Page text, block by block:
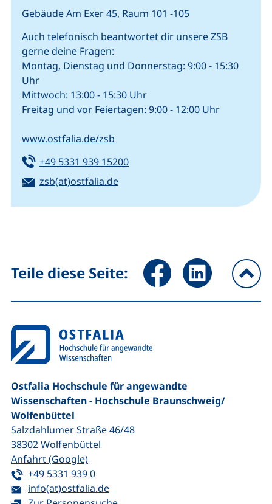
Gebäude Am Exer 45, Raum 101 -105
Auch telefonisch beantwortet dir unsere ZSB
gerne deine Fragen:
Montag, Dienstag und Donnerstag: 9:00 - 15:30
Uhr
Mittwoch: 13:00 - 15:30 Uhr
Freitag und vor Feiertagen: 9:00 - 12:00 Uhr
www.ostfalia.de/zsb
Tel:
+49 5331 939 15200(startet einen Telefonanruf,
E-Mail:
zsb(at)ostfalia.de(öffnet Ihr E-Mail-Programm)
Teile diese Seite: Seite über Facebook teilen
Seite über
Ostfalia Hochschule für angewandte
Wissenschaften - Hochschule Braunschweig/​
Wolfenbüttel
Salzdahlumer Straße 46/48
38302Wolfenbüttel
Anfahrt (Google)(externer Link, öffnet neues Fenster)
Tel:
+49 5331 939 0(startet einen Telefonanruf, wenn Ihr
E-Mail:
info(at)ostfalia.de(öffnet Ihr E-Mail-Programm)